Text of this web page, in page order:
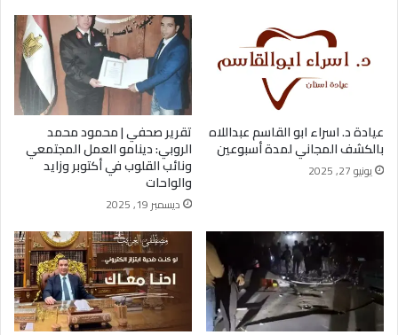
عيادة د. اسراء ابو القاسم عبداللاه
بالكشف المجاني لمدة أسبوعين
يونيو 27, 2025
تقرير صحفي | محمود محمد
الروبي: دينامو العمل المجتمعي
ونائب القلوب في أكتوبر وزايد
والواحات
ديسمبر 19, 2025